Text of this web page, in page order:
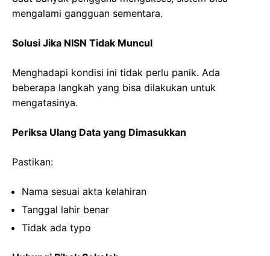
mengalami gangguan sementara.
Solusi Jika NISN Tidak Muncul
Menghadapi kondisi ini tidak perlu panik. Ada
beberapa langkah yang bisa dilakukan untuk
mengatasinya.
Periksa Ulang Data yang Dimasukkan
Pastikan:
Nama sesuai akta kelahiran
Tanggal lahir benar
Tidak ada typo